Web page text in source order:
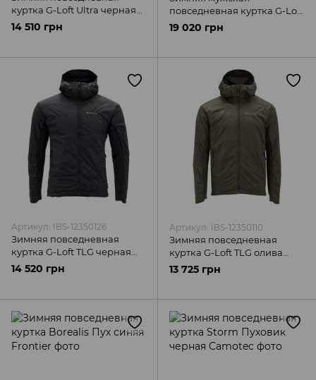
куртка G-Loft Ultra черная
Carinthia
14 510 грн
повседневная куртка G-Loft
ISG Multicam Carinthia
19 020 грн
Артикул: IBS-12350126
Зимняя повседневная
куртка G-Loft TLG черная
Carinthia
14 520 грн
Артикул: IBS-12350110
Зимняя повседневная
куртка G-Loft TLG олива
Carinthia
13 725 грн